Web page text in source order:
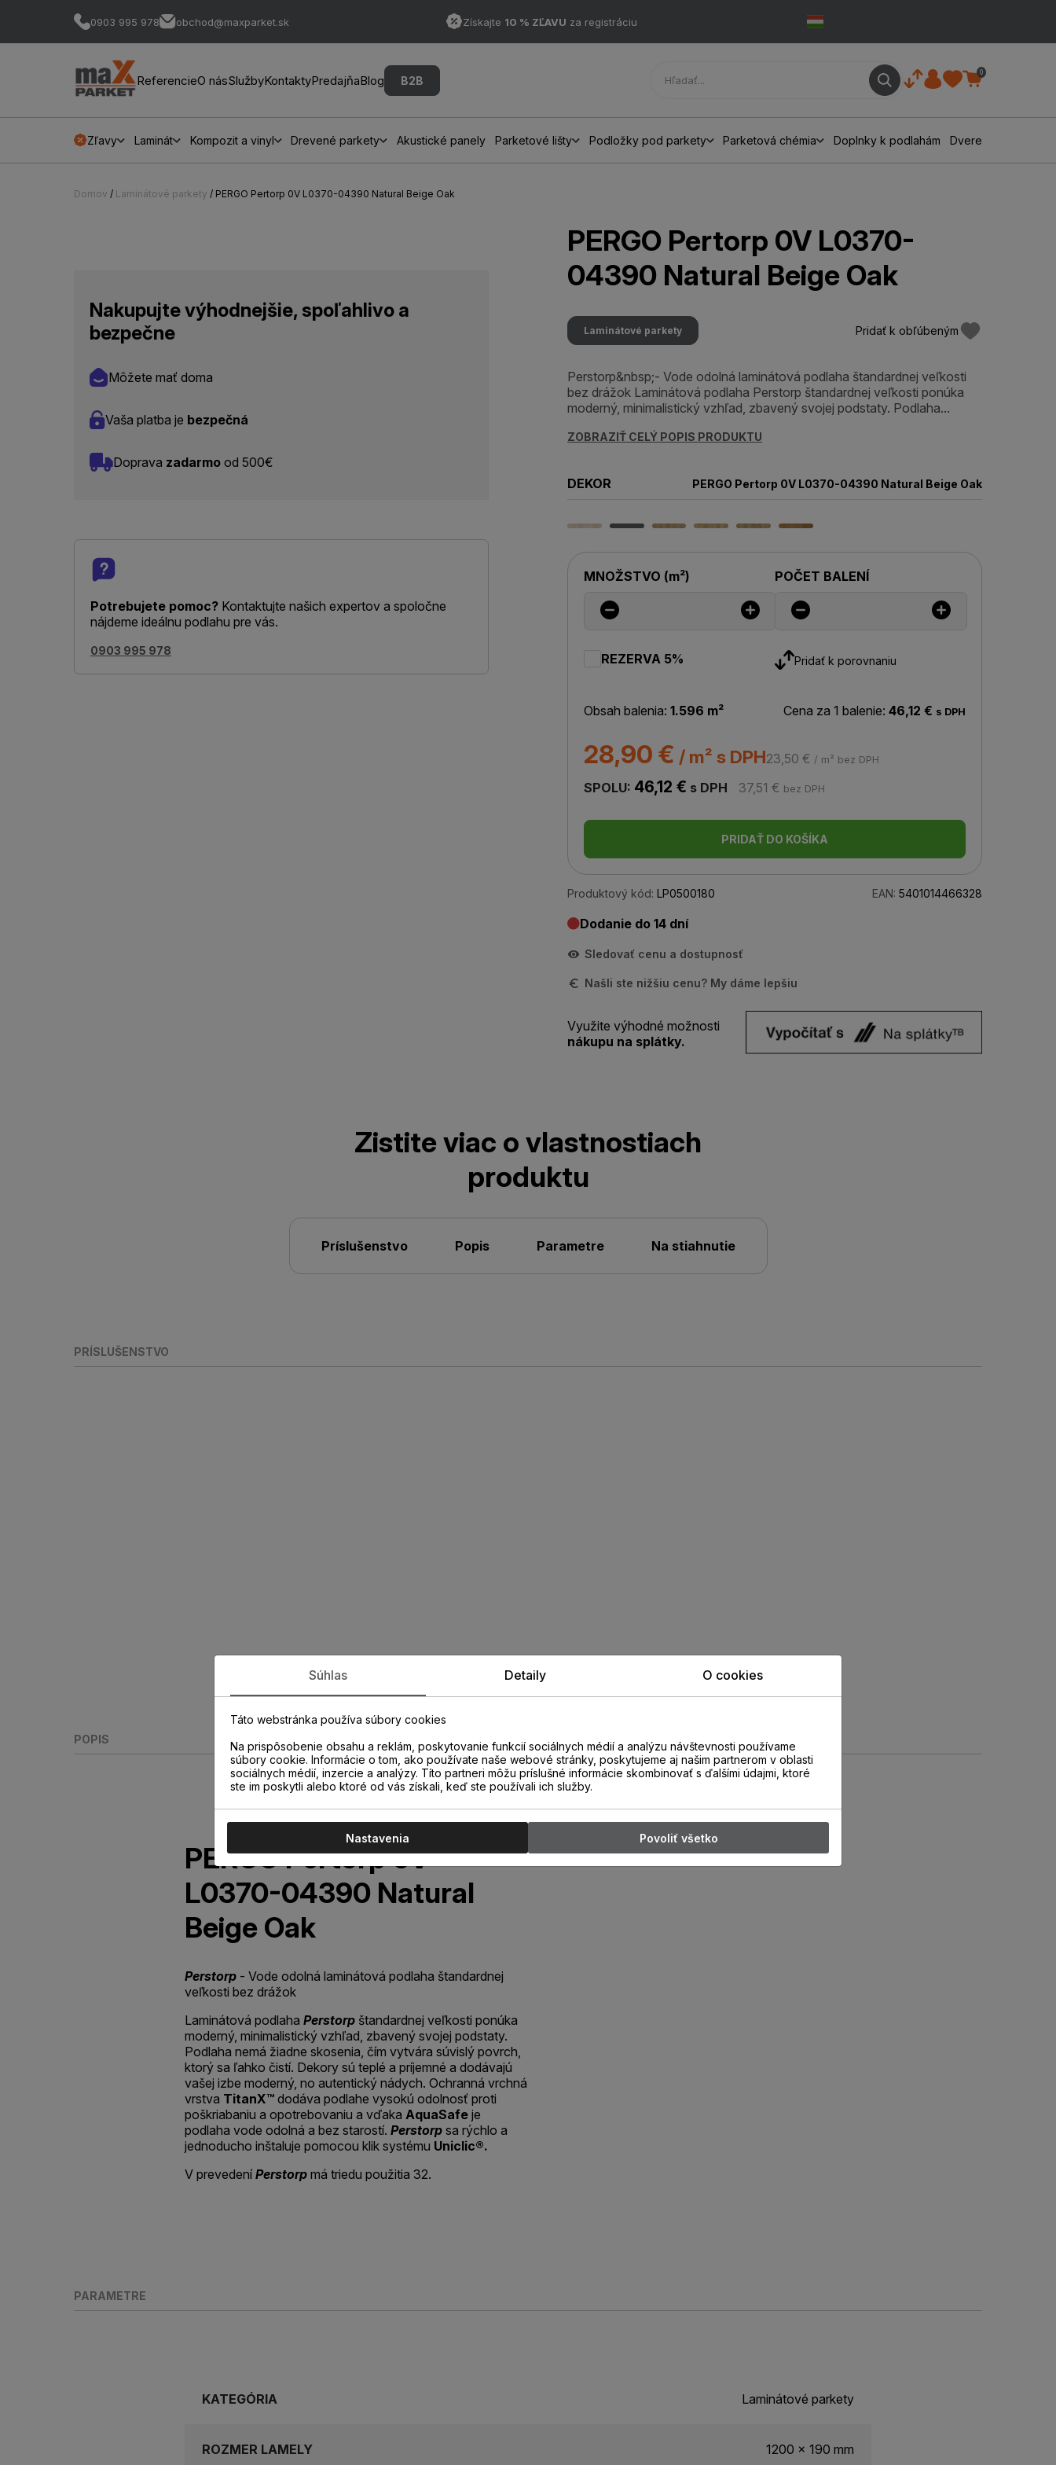
0903 995 978 obchod@maxparket.sk Získajte 10 % ZĽAVU za registráciu
ReferencieO násSlužbyKontaktyPredajňaBlog B2B
0
Zľavy Laminát Kompozit a vinyl Drevené parkety Akustické panely Parketové lišty Podložky pod parkety Parketová chémia Doplnky k podlahám Dvere
Domov / Laminátové parkety / PERGO Pertorp 0V L0370-04390 Natural Beige Oak
Nakupujte výhodnejšie, spoľahlivo a
bezpečne
Môžete mať doma
Vaša platba je bezpečná
Doprava zadarmo od 500€
Potrebujete pomoc? Kontaktujte našich expertov a spoločne
nájdeme ideálnu podlahu pre vás.
0903 995 978
PERGO Pertorp 0V L0370-
04390 Natural Beige Oak
Laminátové parkety Pridať k obľúbeným
Perstorp&nbsp;- Vode odolná laminátová podlaha štandardnej veľkosti
bez drážok Laminátová podlaha Perstorp štandardnej veľkosti ponúka
moderný, minimalistický vzhľad, zbavený svojej podstaty. Podlaha...
ZOBRAZIŤ CELÝ POPIS PRODUKTU
DEKOR PERGO Pertorp 0V L0370-04390 Natural Beige Oak
MNOŽSTVO (m²) POČET BALENÍ
REZERVA 5% Pridať k porovnaniu
Obsah balenia: 1.596 m² Cena za 1 balenie: 46,12 € s DPH
28,90 € / m² s DPH23,50 € / m² bez DPH
SPOLU: 46,12 € s DPH 37,51 € bez DPH
PRIDAŤ DO KOŠÍKA
Produktový kód: LP0500180 EAN: 5401014466328
Dodanie do 14 dní
Sledovať cenu a dostupnosť
Našli ste nižšiu cenu? My dáme lepšiu
Využite výhodné možnosti
nákupu na splátky.
Zistite viac o vlastnostiach
produktu
Príslušenstvo Popis Parametre Na stiahnutie
PRÍSLUŠENSTVO
POPIS
PERGO Pertorp 0V
L0370-04390 Natural
Beige Oak
Perstorp - Vode odolná laminátová podlaha štandardnej
veľkosti bez drážok
Laminátová podlaha Perstorp štandardnej veľkosti ponúka
moderný, minimalistický vzhľad, zbavený svojej podstaty.
Podlaha nemá žiadne skosenia, čím vytvára súvislý povrch,
ktorý sa ľahko čistí. Dekory sú teplé a príjemné a dodávajú
vašej izbe moderný, no autentický nádych. Ochranná vrchná
vrstva TitanX™ dodáva podlahe vysokú odolnosť proti
poškriabaniu a opotrebovaniu a vďaka AquaSafe je
podlaha vode odolná a bez starostí. Perstorp sa rýchlo a
jednoducho inštaluje pomocou klik systému Uniclic®.
V prevedení Perstorp má triedu použitia 32.
PARAMETRE
KATEGÓRIA Laminátové parkety
ROZMER LAMELY 1200 x 190 mm
Súhlas Detaily O cookies
Táto webstránka používa súbory cookies
Na prispôsobenie obsahu a reklám, poskytovanie funkcií sociálnych médií a analýzu návštevnosti používame
súbory cookie. Informácie o tom, ako používate naše webové stránky, poskytujeme aj našim partnerom v oblasti
sociálnych médií, inzercie a analýzy. Títo partneri môžu príslušné informácie skombinovať s ďalšími údajmi, ktoré
ste im poskytli alebo ktoré od vás získali, keď ste používali ich služby.
Nastavenia Povoliť všetko